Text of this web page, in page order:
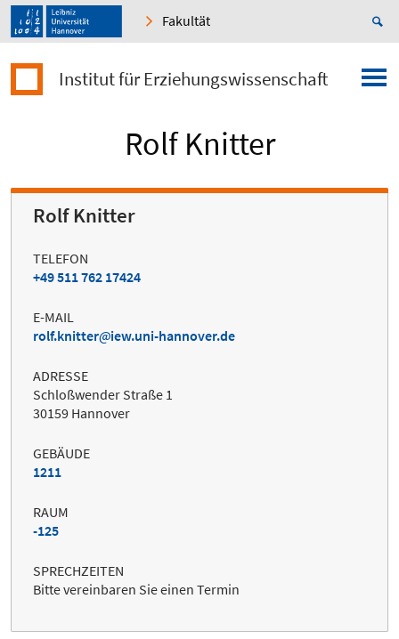
Fakultät
Institut für Erziehungswissenschaft
Rolf Knitter
Rolf Knitter
TELEFON
+49 511 762 17424
E-MAIL
rolf.knitter
iew.uni-hannover.de
ADRESSE
Schloßwender Straße 1
30159 Hannover
GEBÄUDE
1211
RAUM
-125
SPRECHZEITEN
Bitte vereinbaren Sie einen Termin